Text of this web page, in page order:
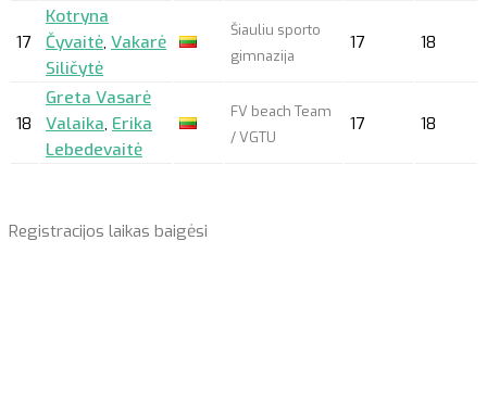
17
Kotryna
Čyvaitė, Vakarė
Siličytė
Šiauliu sporto
gimnazija
17 18
18
Greta Vasarė
Valaika, Erika
Lebedevaitė
FV beach Team
/ VGTU
17 18
Registracijos laikas baigėsi